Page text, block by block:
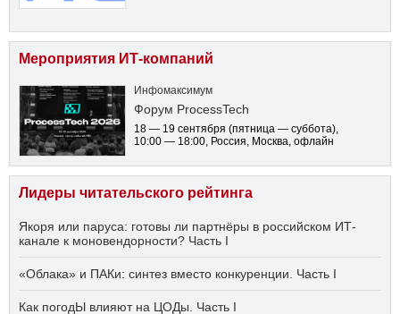
Мероприятия ИТ-компаний
Инфомаксимум
Форум ProcessTech
18 — 19 сентября (пятница — суббота),
10:00 — 18:00, Россия, Москва, офлайн
Лидеры читательского рейтинга
Якоря или паруса: готовы ли партнёры в российском ИТ-
канале к моновендорности? Часть I
«Облака» и ПАКи: синтез вместо конкуренции. Часть I
Как погодЫ влияют на ЦОДы. Часть I